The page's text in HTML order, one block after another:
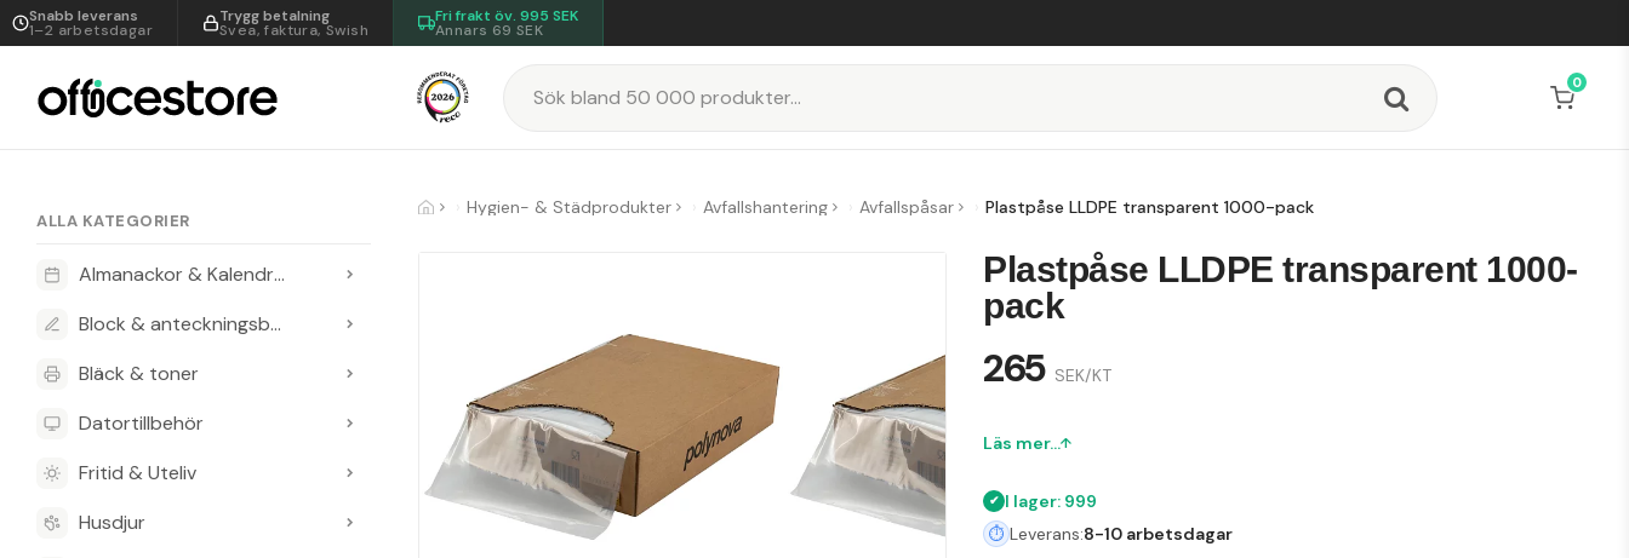
Snabb leverans
1–2 arbetsdagar
Trygg betalning
Svea, faktura, Swish
Fri frakt öv. 995 SEK
Annars 69 SEK
0
ALLA KATEGORIER
Almanackor & Kalendrar
Block & anteckningsböcker
Bläck & toner
Datortillbehör
Fritid & Uteliv
Husdjur
Hygien- & Städprodukter Avfallshantering Avfallspåsar Plastpåse LLDPE transparent 1000-pack
Plastpåse LLDPE transparent 1000-
pack
265 SEK/KT
Läs mer...
I lager: 999
Leverans:8-10 arbetsdagar